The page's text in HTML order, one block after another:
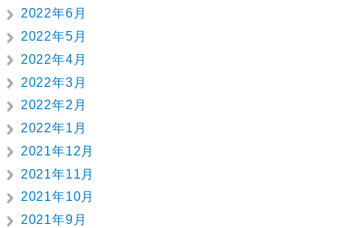
2022年6月
2022年5月
2022年4月
2022年3月
2022年2月
2022年1月
2021年12月
2021年11月
2021年10月
2021年9月